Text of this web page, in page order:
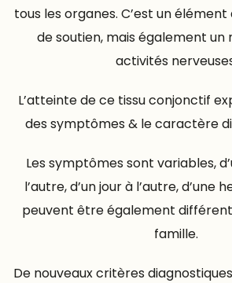
tous les organes. C’est un
de soutien, mais également un
activités
L’atteinte de ce tissu conjonctif
des symptômes & le caractère
Les symptômes sont variables,
l’autre, d’un jour à l’autre, d’une
peuvent être également
famille.
De nouveaux critères